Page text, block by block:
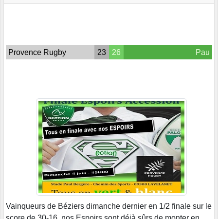
Provence Rugby 23 26 Pau
Vainqueurs de Béziers dimanche dernier en 1/2 finale sur le